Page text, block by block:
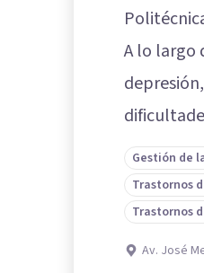
A lo largo
Gestión de
Trastornos
Trastornos
Av. José